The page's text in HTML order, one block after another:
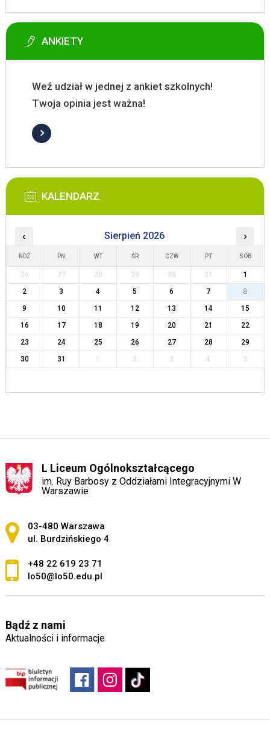
ANKIETY
Weź udział w jednej z ankiet szkolnych!
Twoja opinia jest ważna!
KALENDARZ
‹ Sierpień 2026 ›
NDZ PN WT ŚR CZW PT SOB
26 27 28 29 30 31
1
2
3 4 5 6 7
8
9
10 11 12 13 14
15
16
17 18 19 20 21
22
23
24 25 26 27 28
29
30
31 1 2 3 4 5
L Liceum Ogólnokształcącego
im. Ruy Barbosy z Oddziałami Integracyjnymi W
Warszawie
Adres pocztowy:
03-480 Warszawa
ul. Burdzińskiego 4
+48 22 619 23 71
lo50@lo50.edu.pl
Bądź z nami
Aktualności i informacje